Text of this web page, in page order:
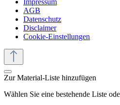
AGB
Datenschutz
Disclaimer
Cookie-Einstellungen
Zur Material-Liste hinzufügen
Wählen Sie eine bestehende Liste